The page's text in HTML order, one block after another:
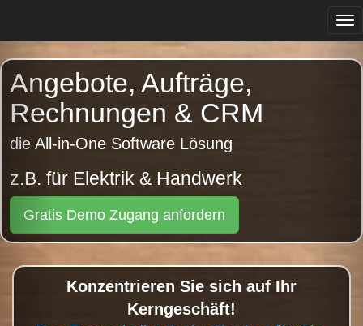
Angebote, Aufträge,
Rechnungen & CRM
die All-in-One Software Lösung
z.B. für Gärtner & Gartengestalter
Gratis Demo Zugang anfordern
Konzentrieren Sie sich auf Ihr
Kerngeschäft!